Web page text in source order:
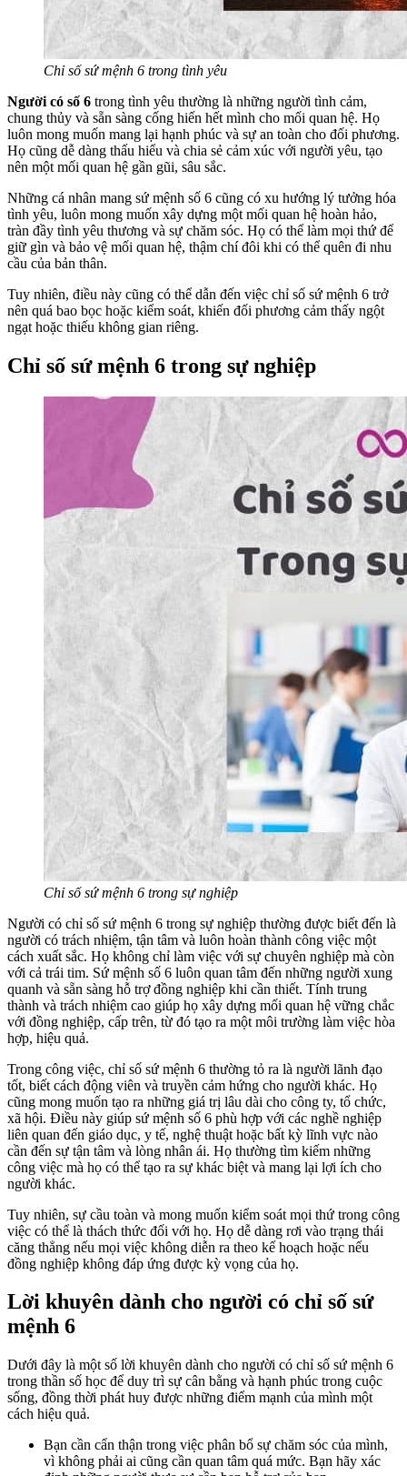
Chỉ số sứ mệnh 6 trong tình yêu
Người có số 6 trong tình yêu thường là những người tình cảm,
chung thủy và sẵn sàng cống hiến hết mình cho mối quan hệ. Họ
luôn mong muốn mang lại hạnh phúc và sự an toàn cho đối phương.
Họ cũng dễ dàng thấu hiểu và chia sẻ cảm xúc với người yêu, tạo
nên một mối quan hệ gần gũi, sâu sắc.
Những cá nhân mang sứ mệnh số 6 cũng có xu hướng lý tưởng hóa
tình yêu, luôn mong muốn xây dựng một mối quan hệ hoàn hảo,
tràn đầy tình yêu thương và sự chăm sóc. Họ có thể làm mọi thứ để
giữ gìn và bảo vệ mối quan hệ, thậm chí đôi khi có thể quên đi nhu
cầu của bản thân.
Tuy nhiên, điều này cũng có thể dẫn đến việc chỉ số sứ mệnh 6 trở
nên quá bao bọc hoặc kiểm soát, khiến đối phương cảm thấy ngột
ngạt hoặc thiếu không gian riêng.
Chỉ số sứ mệnh 6 trong sự nghiệp
Chỉ số sứ mệnh 6 trong sự nghiệp
Người có chỉ số sứ mệnh 6 trong sự nghiệp thường được biết đến là
người có trách nhiệm, tận tâm và luôn hoàn thành công việc một
cách xuất sắc. Họ không chỉ làm việc với sự chuyên nghiệp mà còn
với cả trái tim. Sứ mệnh số 6 luôn quan tâm đến những người xung
quanh và sẵn sàng hỗ trợ đồng nghiệp khi cần thiết. Tính trung
thành và trách nhiệm cao giúp họ xây dựng mối quan hệ vững chắc
với đồng nghiệp, cấp trên, từ đó tạo ra một môi trường làm việc hòa
hợp, hiệu quả.
Trong công việc, chỉ số sứ mệnh 6 thường tỏ ra là người lãnh đạo
tốt, biết cách động viên và truyền cảm hứng cho người khác. Họ
cũng mong muốn tạo ra những giá trị lâu dài cho công ty, tổ chức,
xã hội. Điều này giúp sứ mệnh số 6 phù hợp với các nghề nghiệp
liên quan đến giáo dục, y tế, nghệ thuật hoặc bất kỳ lĩnh vực nào
cần đến sự tận tâm và lòng nhân ái. Họ thường tìm kiếm những
công việc mà họ có thể tạo ra sự khác biệt và mang lại lợi ích cho
người khác.
Tuy nhiên, sự cầu toàn và mong muốn kiểm soát mọi thứ trong công
việc có thể là thách thức đối với họ. Họ dễ dàng rơi vào trạng thái
căng thẳng nếu mọi việc không diễn ra theo kế hoạch hoặc nếu
đồng nghiệp không đáp ứng được kỳ vọng của họ.
Lời khuyên dành cho người có chỉ số sứ
mệnh 6
Dưới đây là một số lời khuyên dành cho người có chỉ số sứ mệnh 6
trong thần số học để duy trì sự cân bằng và hạnh phúc trong cuộc
sống, đồng thời phát huy được những điểm mạnh của mình một
cách hiệu quả.
Bạn cần cẩn thận trong việc phân bổ sự chăm sóc của mình,
vì không phải ai cũng cần quan tâm quá mức. Bạn hãy xác